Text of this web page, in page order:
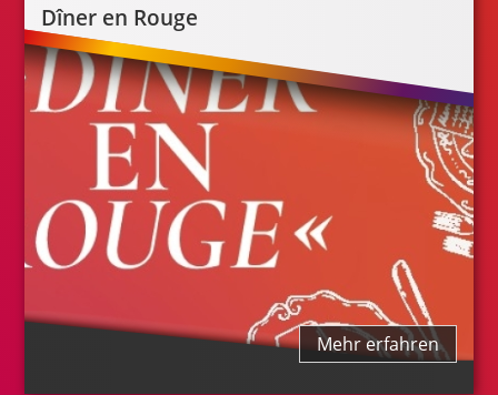
Dîner en Rouge
Mehr erfahren